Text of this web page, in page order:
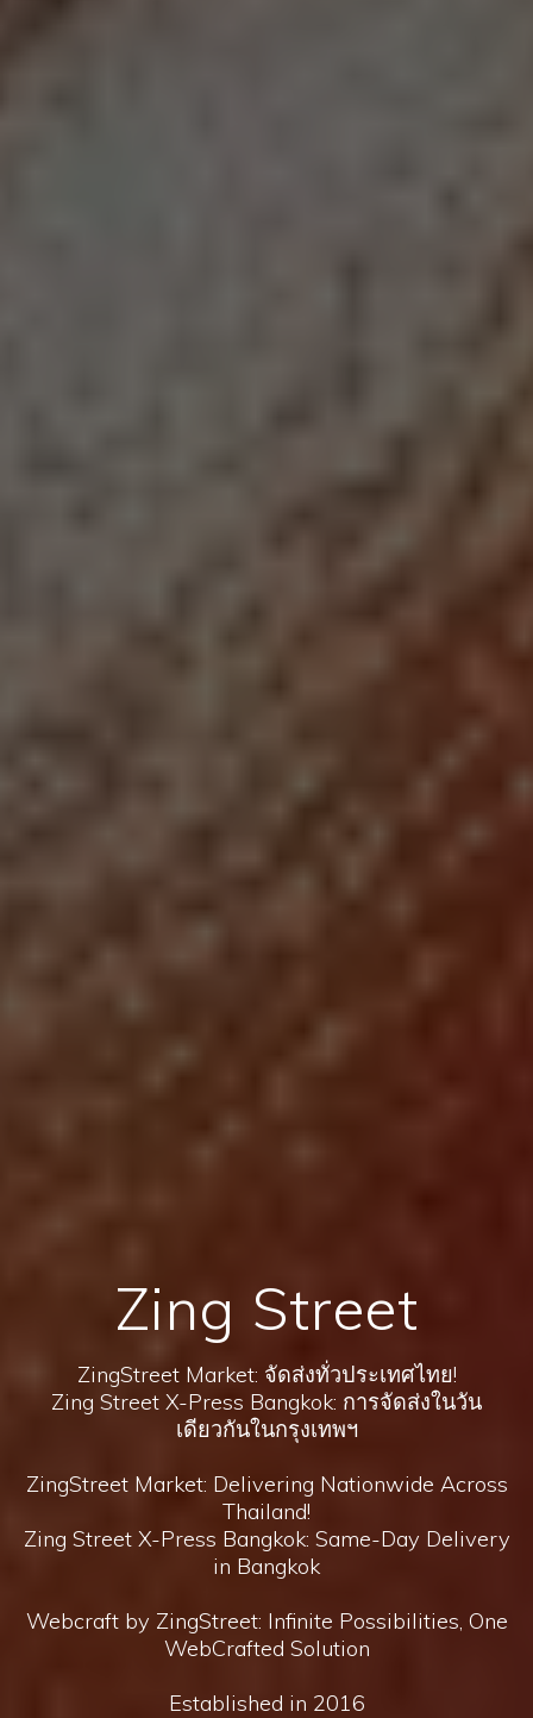
Zing Street
ZingStreet Market: จัดส่งทั่วประเทศไทย!
Zing Street X-Press Bangkok: การจัดส่งในวัน
เดียวกันในกรุงเทพฯ
ZingStreet Market: Delivering Nationwide Across
Thailand!
Zing Street X-Press Bangkok: Same-Day Delivery
in Bangkok
Webcraft by ZingStreet: Infinite Possibilities, One
WebCrafted Solution
Established in 2016